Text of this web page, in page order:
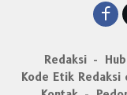
Redaksi
Kode Etik Redaksi